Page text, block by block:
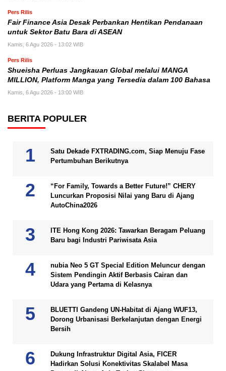
Pers Rilis
Fair Finance Asia Desak Perbankan Hentikan Pendanaan
untuk Sektor Batu Bara di ASEAN
Kamis, 6 Agu 2026 - 13:02 WIB
Pers Rilis
Shueisha Perluas Jangkauan Global melalui MANGA
MILLION, Platform Manga yang Tersedia dalam 100 Bahasa
Kamis, 6 Agu 2026 - 13:00 WIB
BERITA POPULER
Satu Dekade FXTRADING.com, Siap Menuju Fase
Pertumbuhan Berikutnya
“For Family, Towards a Better Future!” CHERY
Luncurkan Proposisi Nilai yang Baru di Ajang
AutoChina2026
ITE Hong Kong 2026: Tawarkan Beragam Peluang
Baru bagi Industri Pariwisata Asia
nubia Neo 5 GT Special Edition Meluncur dengan
Sistem Pendingin Aktif Berbasis Cairan dan
Udara yang Pertama di Kelasnya
BLUETTI Gandeng UN-Habitat di Ajang WUF13,
Dorong Urbanisasi Berkelanjutan dengan Energi
Bersih
Dukung Infrastruktur Digital Asia, FICER
Hadirkan Solusi Konektivitas Skalabel Masa